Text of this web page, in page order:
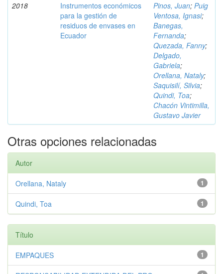
2018
Instrumentos económicos
para la gestión de
residuos de envases en
Ecuador
Pinos, Juan; Puig
Ventosa, Ignasi;
Banegas,
Fernanda;
Quezada, Fanny;
Delgado,
Gabriela;
Orellana, Nataly;
Saquisilí, Silvia;
Quindi, Toa;
Chacón Vintimilla,
Gustavo Javier
Otras opciones relacionadas
Autor
1
Orellana, Nataly
1
Quindi, Toa
Título
1
EMPAQUES